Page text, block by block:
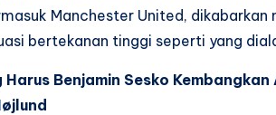
Manchester United,
bertekanan tinggi seperti yang
Harus Benjamin Sesko